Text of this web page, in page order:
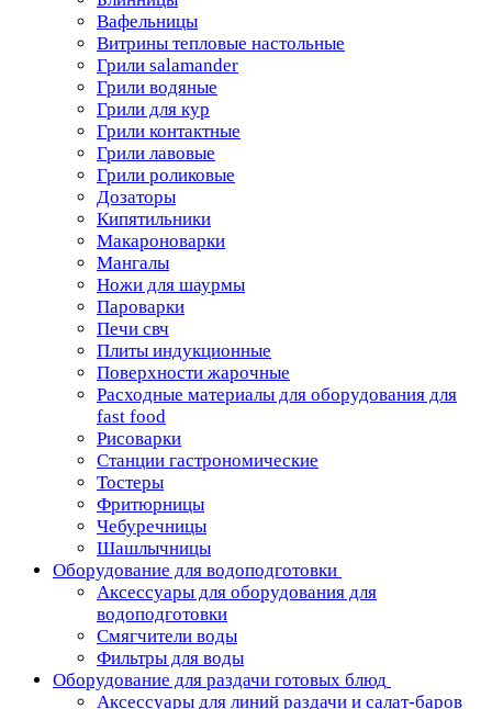
Вафельницы
Витрины тепловые настольные
Грили salamander
Грили водяные
Грили для кур
Грили контактные
Грили лавовые
Грили роликовые
Дозаторы
Кипятильники
Макароноварки
Мангалы
Ножи для шаурмы
Пароварки
Печи свч
Плиты индукционные
Поверхности жарочные
Расходные материалы для оборудования для
fast food
Рисоварки
Станции гастрономические
Тостеры
Фритюрницы
Чебуречницы
Шашлычницы
Оборудование для водоподготовки
Аксессуары для оборудования для
водоподготовки
Смягчители воды
Фильтры для воды
Оборудование для раздачи готовых блюд
Аксессуары для линий раздачи и салат-баров